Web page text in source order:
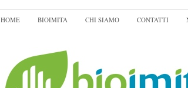
HOME BIOIMITA CHI SIAMO CONTATTI